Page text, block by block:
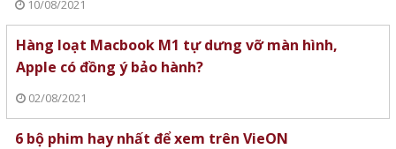
10/08/2021
Hàng loạt Macbook M1 tự dưng vỡ màn hình,
Apple có đồng ý bảo hành?
02/08/2021
6 bộ phim hay nhất để xem trên VieON